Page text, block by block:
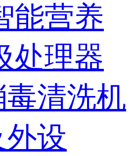
能营养
处理器
清洗机
设